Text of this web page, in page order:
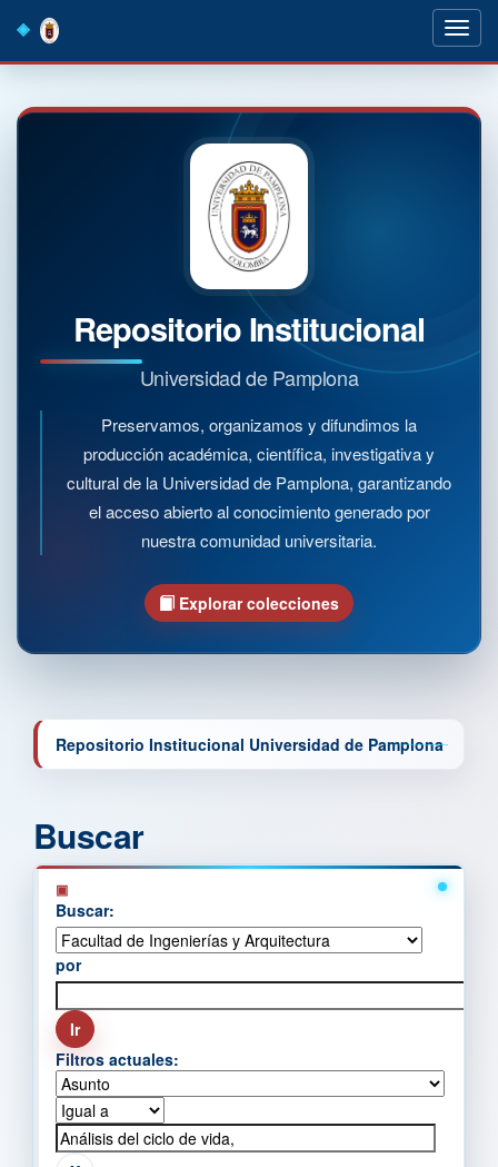
navigation
Repositorio Institucional
Universidad de Pamplona
Preservamos, organizamos y difundimos la
producción académica, científica, investigativa y
cultural de la Universidad de Pamplona, garantizando
el acceso abierto al conocimiento generado por
nuestra comunidad universitaria.
Explorar colecciones
Repositorio Institucional Universidad de Pamplona
Buscar
Buscar:
por
Filtros actuales: